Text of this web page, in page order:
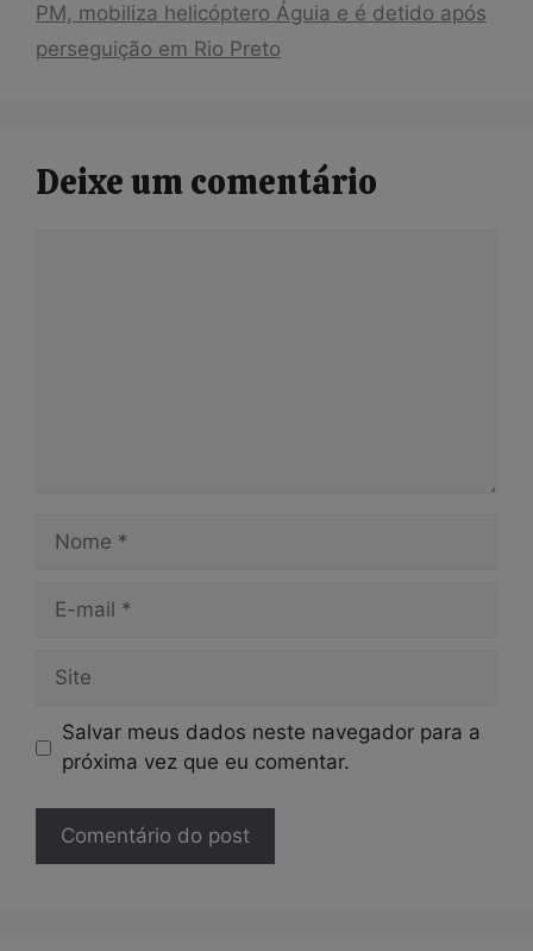
PM, mobiliza helicóptero Águia e é detido após
perseguição em Rio Preto
Deixe um comentário
Nome
Site
Salvar meus dados neste navegador para a
próxima vez que eu comentar.